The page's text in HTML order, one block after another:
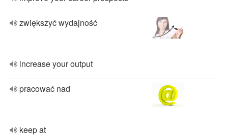
zwiększyć wydajność
increase your output
pracować nad
keep at